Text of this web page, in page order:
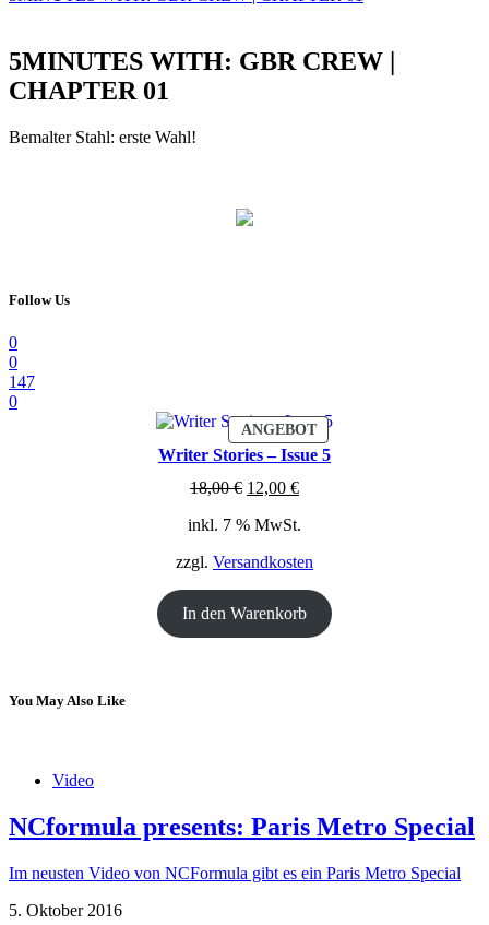
5MINUTES WITH: GBR CREW |
CHAPTER 01
Bemalter Stahl: erste Wahl!
Follow Us
0
0
147
0
ANGEBOTPRODUKT
IM
ANGEBOT
Writer Stories – Issue 5
18,00€ Ursprünglicher
war:
12,00 €Aktueller
ist:
inkl. 7 % MwSt.
zzgl. Versandkosten
In den Warenkorb
You May Also Like
Video
NCformula presents: Paris Metro Special
Im neusten Video von NCFormula gibt es ein Paris Metro Special
5. Oktober 2016